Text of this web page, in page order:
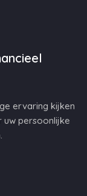
ervaring kijken
uw persoonlijke